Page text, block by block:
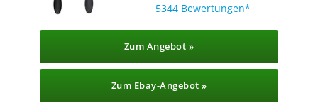
5344 Bewertungen
Zum Angebot »
Zum Ebay-Angebot »